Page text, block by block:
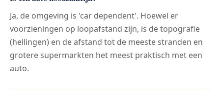
Ja, de omgeving is 'car dependent'. Hoewel er
voorzieningen op loopafstand zijn, is de topografie
(hellingen) en de afstand tot de meeste stranden en
grotere supermarkten het meest praktisch met een
auto.